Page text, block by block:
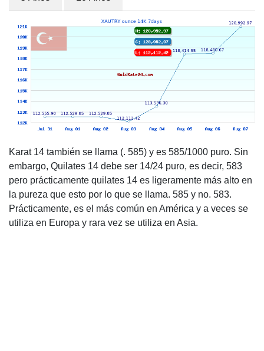
Karat 14 también se llama (. 585) y es 585/1000 puro. Sin
embargo, Quilates 14 debe ser 14/24 puro, es decir, 583
pero prácticamente quilates 14 es ligeramente más alto en
la pureza que esto por lo que se llama. 585 y no. 583.
Prácticamente, es el más común en América y a veces se
utiliza en Europa y rara vez se utiliza en Asia.